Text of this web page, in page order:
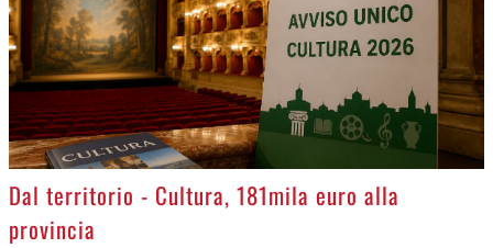
>
Dal territorio - Cultura, 181mila euro alla
provincia